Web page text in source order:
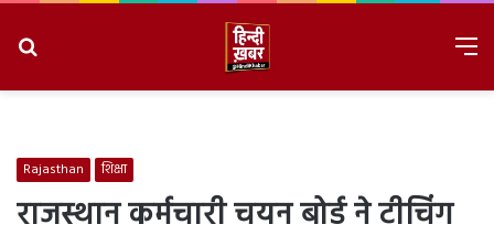
Rajasthan शिक्षा
राजस्थान कर्मचारी चयन बोर्ड ने टीचिंग